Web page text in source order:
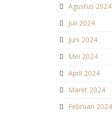
Agustus 2024
Juli 2024
Juni 2024
Mei 2024
April 2024
Maret 2024
Februari 2024